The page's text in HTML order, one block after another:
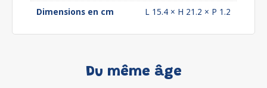
Dimensions en cm
L 15.4 × H 21.2 × P 1.2
Du même âge